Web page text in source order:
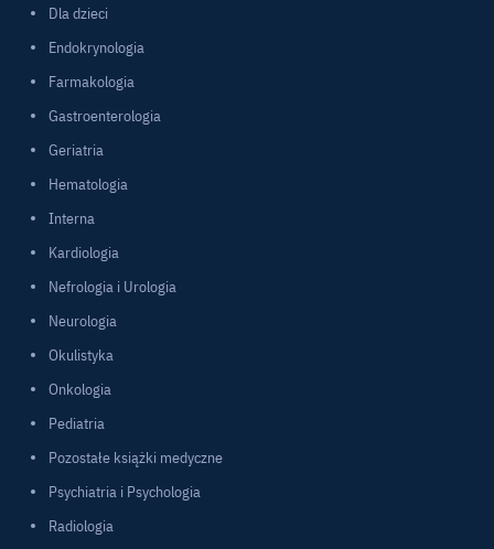
Dla dzieci
Endokrynologia
Farmakologia
Gastroenterologia
Geriatria
Hematologia
Interna
Kardiologia
Nefrologia i Urologia
Neurologia
Okulistyka
Onkologia
Pediatria
Pozostałe książki medyczne
Psychiatria i Psychologia
Radiologia